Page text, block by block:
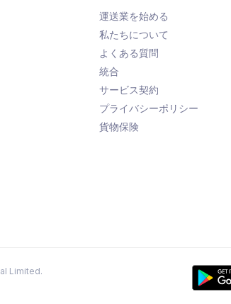
運送業を始める
私たちについて
よくある質問
統合
サービス契約
プライバシーポリシー
貨物保険
Limited.